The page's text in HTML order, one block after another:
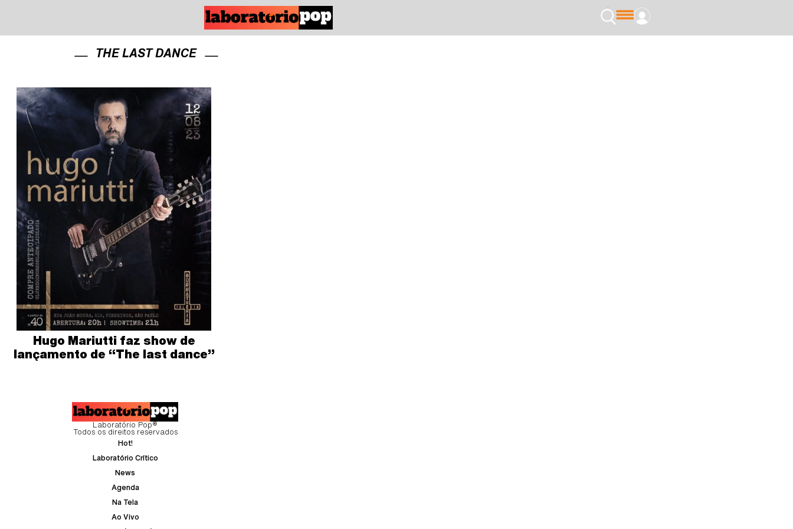
THE LAST DANCE
Hugo Mariutti faz show de
lançamento de “The last dance”
Laboratório Pop®
Todos os direitos reservados
Hot!
Laboratório Crítico
News
Agenda
Na Tela
Ao Vivo